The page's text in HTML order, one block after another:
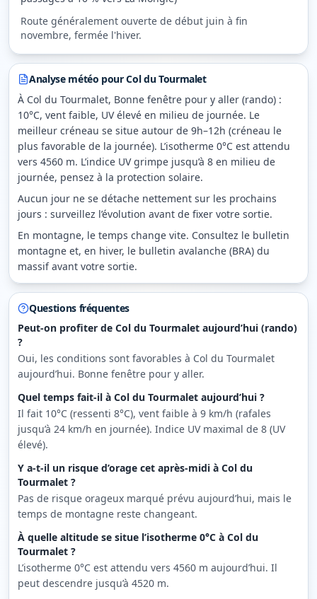
Route généralement ouverte de début juin à fin
novembre, fermée l'hiver.
Analyse météo pourCol du Tourmalet
À Col du Tourmalet, Bonne fenêtre pour y aller (rando) :
10°C, vent faible, UV élevé en milieu de journée. Le
meilleur créneau se situe autour de 9h–12h (créneau le
plus favorable de la journée). L’isotherme 0°C est attendu
vers 4560 m. L’indice UV grimpe jusqu’à 8 en milieu de
journée, pensez à la protection solaire.
Aucun jour ne se détache nettement sur les prochains
jours : surveillez l’évolution avant de fixer votre sortie.
En montagne, le temps change vite. Consultez le bulletin
montagne et, en hiver, le bulletin avalanche (BRA) du
massif avant votre sortie.
Questions fréquentes
Peut-on profiter de Col du Tourmalet aujourd’hui (rando)
?
Oui, les conditions sont favorables à Col du Tourmalet
aujourd’hui. Bonne fenêtre pour y aller.
Quel temps fait-il à Col du Tourmalet aujourd’hui ?
Il fait 10°C (ressenti 8°C), vent faible à 9 km/h (rafales
jusqu’à 24 km/h en journée). Indice UV maximal de 8 (UV
élevé).
Y a-t-il un risque d’orage cet après-midi à Col du
Tourmalet ?
Pas de risque orageux marqué prévu aujourd’hui, mais le
temps de montagne reste changeant.
À quelle altitude se situe l’isotherme 0°C à Col du
Tourmalet ?
L’isotherme 0°C est attendu vers 4560 m aujourd’hui. Il
peut descendre jusqu’à 4520 m.